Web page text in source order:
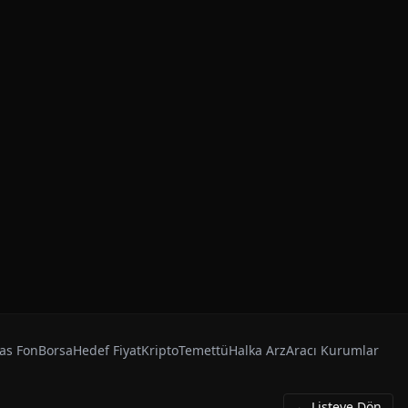
FonBorsaHedef FiyatKriptoTemettüHalka ArzAracı Kurumlar